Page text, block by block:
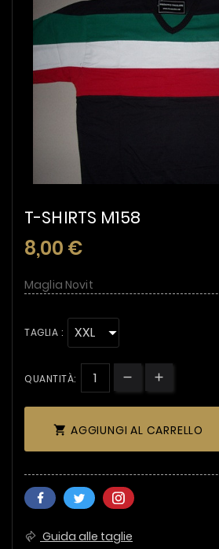
T-SHIRTS M158
8,00 €
Maglia Novit
TAGLIA :
QUANTITÀ:
 AGGIUNGI AL CARRELLO
Guida alle taglie